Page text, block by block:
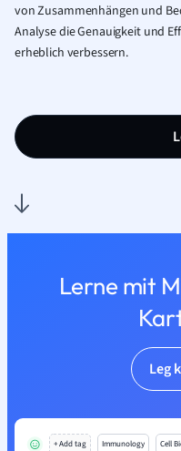
von Zusammenhängen und
Analyse die Genauigkeit und
erheblich verbessern.
Lerne mit
Leg
+ Add tag Immunology Cell